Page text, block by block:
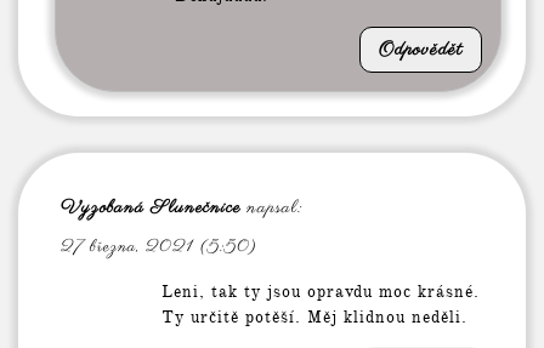
Odpovědět
Vyzobaná Slunečnice napsal:
27 března, 2021 (5:50)
Leni, tak ty jsou opravdu moc krásné.
Ty určitě potěší. Měj klidnou neděli.